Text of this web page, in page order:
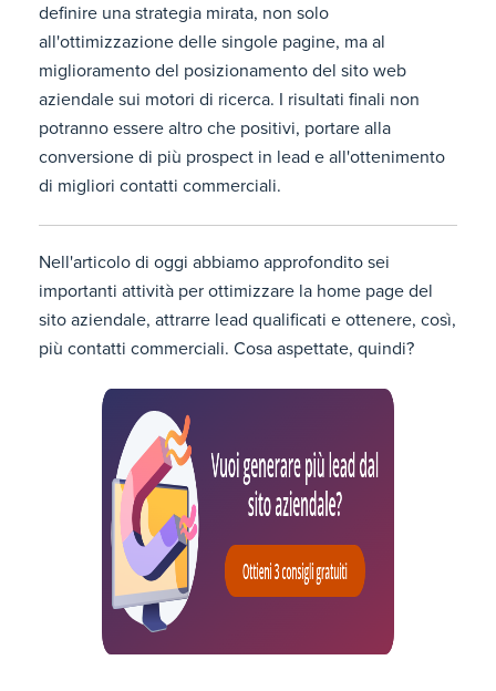
definire una strategia mirata, non solo
all'ottimizzazione delle singole pagine, ma al
miglioramento del posizionamento del sito web
aziendale sui motori di ricerca. I risultati finali non
potranno essere altro che positivi, portare alla
conversione di più prospect in lead e all'ottenimento
di migliori contatti commerciali.
Nell'articolo di oggi abbiamo approfondito sei
importanti attività per ottimizzare la home page del
sito aziendale, attrarre lead qualificati e ottenere, così,
più contatti commerciali. Cosa aspettate, quindi?